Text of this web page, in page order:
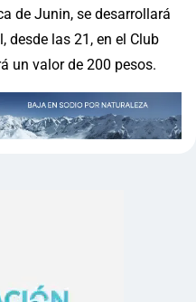
de Junin, se desarrollará
desde las 21, en el Club
un valor de 200 pesos.